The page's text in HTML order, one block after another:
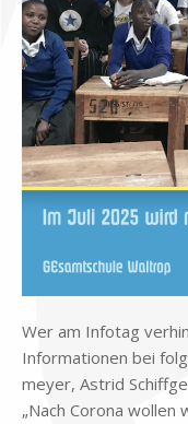
Wer am In­fo­tag
In­for­ma­tio­nen bei
mey­er, Astrid
„Nach Co­ro­na wol­len